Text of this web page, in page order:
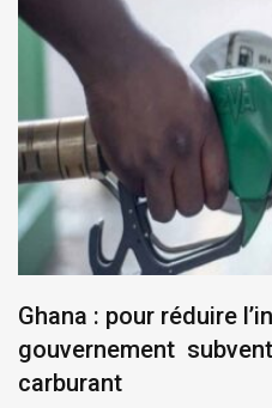
Ghana : pour réduire
gouvernement
carburant